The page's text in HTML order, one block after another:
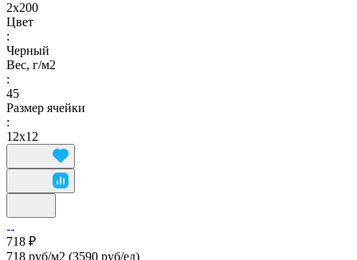
2х200
Цвет
:
Черный
Вес, г/м2
:
45
Размер ячейки
:
12х12
718 ₽
718 руб/м2 (3590 руб/eд)